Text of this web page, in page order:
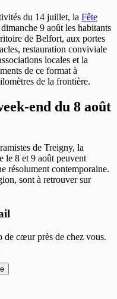
du 14 juillet, la Fête
9 août les habitants
de Belfort, aux portes
restauration conviviale
locales et la
de ce format à
de la frontière.
end du 8 août
de Treigny, la
le 8 et 9 août peuvent
résolument contemporaine.
sont à retrouver sur
de cœur près de chez vous.